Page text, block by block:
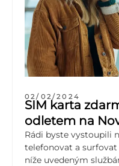
02/02/2024
SIM karta
odletem na
Rádi byste vystoupili
telefonovat a
níže uvedeným